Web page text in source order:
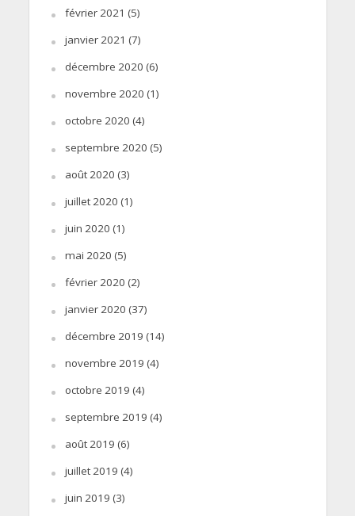
février 2021 (5)
janvier 2021 (7)
décembre 2020 (6)
novembre 2020 (1)
octobre 2020 (4)
septembre 2020 (5)
août 2020 (3)
juillet 2020 (1)
juin 2020 (1)
mai 2020 (5)
février 2020 (2)
janvier 2020 (37)
décembre 2019 (14)
novembre 2019 (4)
octobre 2019 (4)
septembre 2019 (4)
août 2019 (6)
juillet 2019 (4)
juin 2019 (3)